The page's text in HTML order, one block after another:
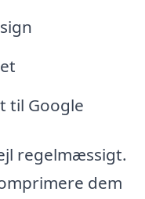
til Google
regelmæssigt.
dem